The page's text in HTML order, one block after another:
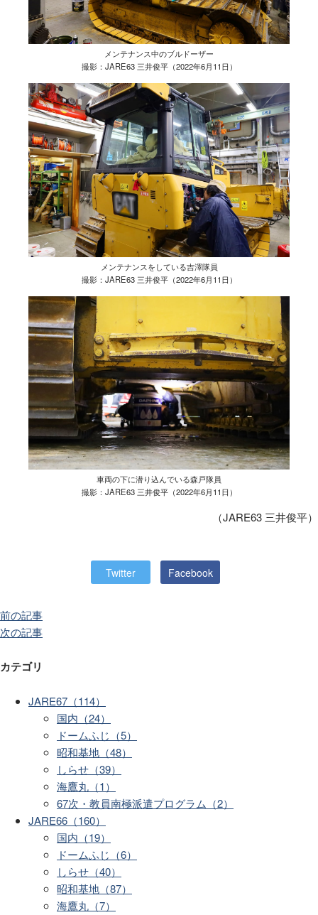
メンテナンス中のブルドーザー
撮影：JARE63 三井俊平（2022年6月11日）
メンテナンスをしている吉澤隊員
撮影：JARE63 三井俊平（2022年6月11日）
車両の下に潜り込んでいる森戸隊員
撮影：JARE63 三井俊平（2022年6月11日）
（JARE63 三井俊平）
Twitter Facebook
前の記事
次の記事
カテゴリ
JARE67（114）
国内（24）
ドームふじ（5）
昭和基地（48）
しらせ（39）
海鷹丸（1）
67次・教員南極派遣プログラム（2）
JARE66（160）
国内（19）
ドームふじ（6）
しらせ（40）
昭和基地（87）
海鷹丸（7）